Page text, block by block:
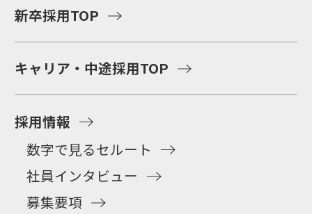
新卒採用TOP
キャリア・中途採用TOP
採用情報
数字で見るセルート
社員インタビュー
募集要項